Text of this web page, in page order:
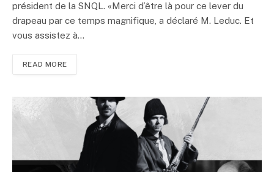
président de la SNQL. «Merci d’être là pour ce lever du
drapeau par ce temps magnifique, a déclaré M. Leduc. Et
vous assistez à…
READ MORE